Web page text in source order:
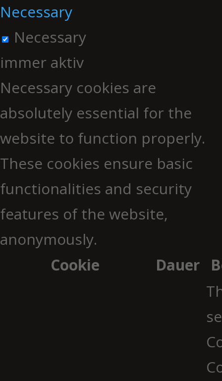
Necessary
Necessary
immer aktiv
Necessary cookies are
absolutely essential for the
website to function properly.
These cookies ensure basic
functionalities and security
features of the website,
anonymously.
Cookie
Dauer